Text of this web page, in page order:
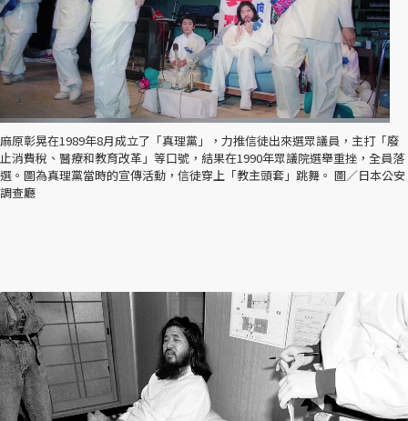
麻原彰晃在1989年8月成立了「真理黨」，力推信徒出來選眾議員，主打「廢
止消費稅、醫療和教育改革」等口號，結果在1990年眾議院選舉重挫，全員落
選。圖為真理黨當時的宣傳活動，信徒穿上「教主頭套」跳舞。 圖／日本公安
調查廳